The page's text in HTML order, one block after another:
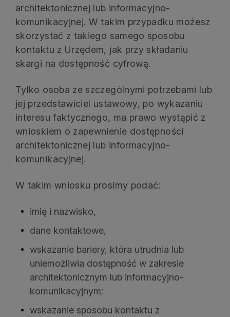
architektonicznej lub informacyjno-
komunikacyjnej. W takim przypadku możesz
skorzystać z takiego samego sposobu
kontaktu z Urzędem, jak przy składaniu
skargi na dostępność cyfrową.
Tylko osoba ze szczególnymi potrzebami lub
jej przedstawiciel ustawowy, po wykazaniu
interesu faktycznego, ma prawo wystąpić z
wnioskiem o zapewnienie dostępności
architektonicznej lub informacyjno-
komunikacyjnej.
W takim wniosku prosimy podać:
imię i nazwisko,
dane kontaktowe,
wskazanie bariery, która utrudnia lub
uniemożliwia dostępność w zakresie
architektonicznym lub informacyjno-
komunikacyjnym;
wskazanie sposobu kontaktu z